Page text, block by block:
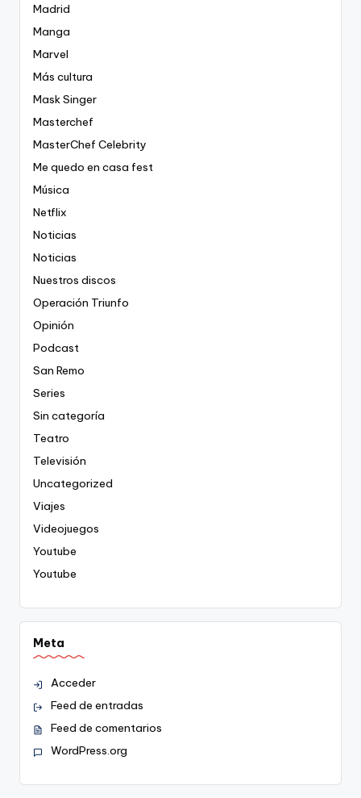
Madrid
Manga
Marvel
Más cultura
Mask Singer
Masterchef
MasterChef Celebrity
Me quedo en casa fest
Música
Netflix
Noticias
Noticias
Nuestros discos
Operación Triunfo
Opinión
Podcast
San Remo
Series
Sin categoría
Teatro
Televisión
Uncategorized
Viajes
Videojuegos
Youtube
Youtube
Meta
Acceder
Feed de entradas
Feed de comentarios
WordPress.org